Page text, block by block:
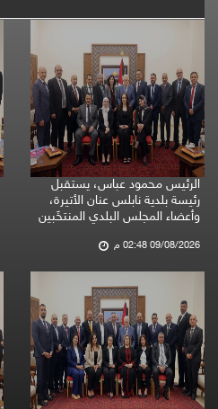
الرئيس محمود عباس، يستقبل
رئيسة بلدية نابلس عنان الأتيرة،
وأعضاء المجلس البلدي المنتخَبين
09/08/2026 02:48 م